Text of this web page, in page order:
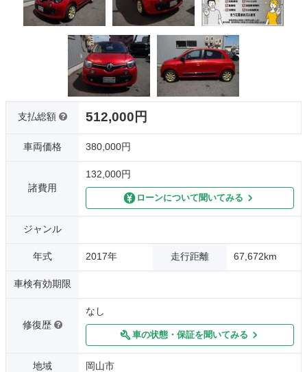
支払総額 512,000円
車両価格 380,000円
諸費用
132,000円
ローンについて聞いてみる
ジャンル
年式 2017年 走行距離 67,672km
車検有効期限
修復歴
なし
車の状態・保証を聞いてみる
地域 岡山市